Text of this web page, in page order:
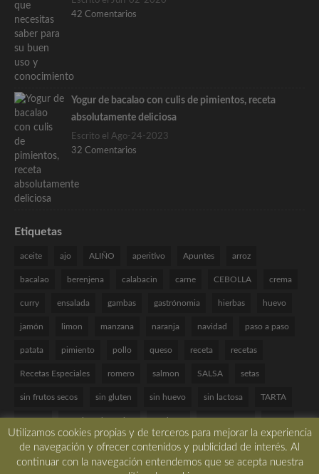
42 Comentarios
Yogur de bacalao con culis de pimientos, receta
absolutamente deliciosa
Escrito el Ago-24-2023
32 Comentarios
Etiquetas
aceite ajo ALIÑO aperitivo Apuntes arroz
bacalao berenjena calabacin carne CEBOLLA crema
curry ensalada gambas gastrónomia hierbas huevo
jamón limon manzana naranja navidad paso a paso
patata pimiento pollo queso receta recetas
Recetas Especiales romero salmon SALSA setas
sin frutos secos sin gluten sin huevo sin lactosa TARTA
tomate Técnicas de cocina verduras VINAGRETA yogur
Utilizamos cookies propias y de terceros para mejorar la experiencia
de navegación y ofrecer contenidos y publicidad de interés. Al
continuar con la navegación entendemos que se acepta nuestra